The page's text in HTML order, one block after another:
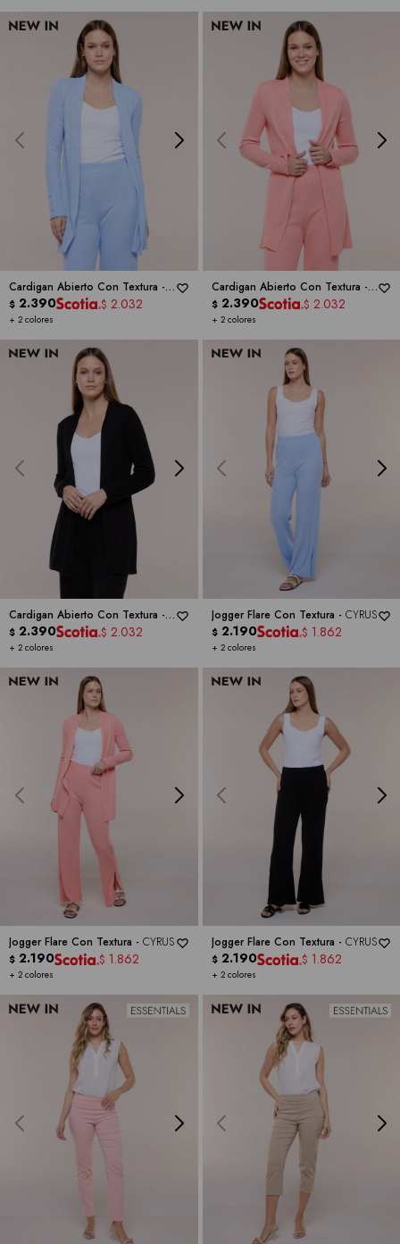
Cardigan Abierto Con Textura -
CYRUS
+ 2 colores
$ 2.390 $ 2.032
Cardigan Abierto Con Textura -
CYRUS
+ 2 colores
$ 2.390 $ 2.032
Cardigan Abierto Con Textura -
CYRUS
+ 2 colores
$ 2.390 $ 2.032
Jogger Flare Con Textura - CYRUS
+ 2 colores
$ 2.190 $ 1.862
Jogger Flare Con Textura - CYRUS
+ 2 colores
$ 2.190 $ 1.862
Jogger Flare Con Textura - CYRUS
+ 2 colores
$ 2.190 $ 1.862